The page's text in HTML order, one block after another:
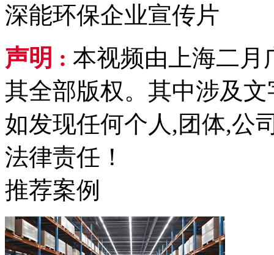
深能环保企业宣传片
声明 : 本视频由上海二月
其全部版权。其中涉及
如发现任何个人,团体,公
法律责任！
推荐案例